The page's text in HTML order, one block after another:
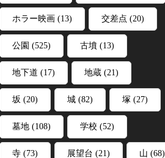
ホラー映画 (13) 交差点 (20)
公園 (525) 古墳 (13)
地下道 (17) 地蔵 (21)
坂 (20) 城 (82) 塚 (27)
墓地 (108) 学校 (52)
寺 (73) 展望台 (21) 山 (68)